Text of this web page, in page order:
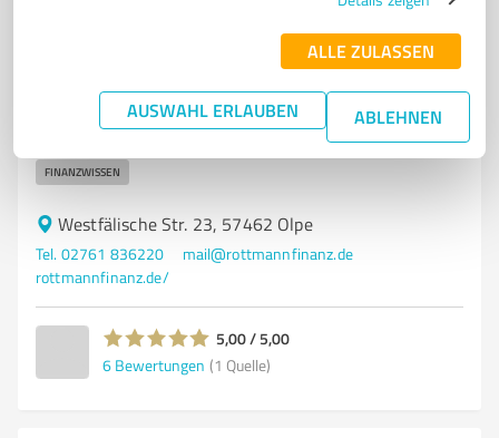
ALLE ZULASSEN
AUSWAHL ERLAUBEN ABLEHNEN
INVESTMENTFONDS
INDIVIDUELLE ANLAGESTRATEGIEN TRANSPARENTE FINANZBERATUNG
PORTFOLIO-MANAGEMENT
FINANZWISSEN
Westfälische Str. 23, 57462 Olpe
Tel. 02761 836220
mail@rottmannfinanz.de
rottmannfinanz.de/
5,00 / 5,00
6 Bewertungen (1 Quelle)